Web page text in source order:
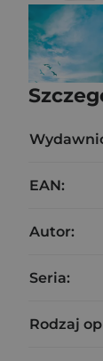
EAN:
Autor:
Seria:
Rodzaj